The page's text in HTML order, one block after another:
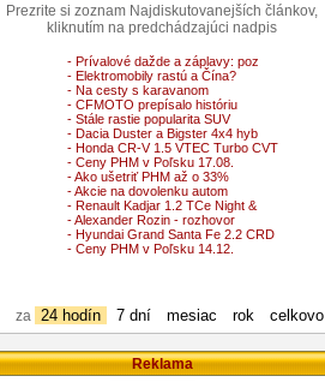
Prezrite si zoznam Najdiskutovanejších článkov,
kliknutím na predchádzajúci nadpis
- Prívalové dažde a záplavy: poz
- Elektromobily rastú a Čína?
- Na cesty s karavanom
- CFMOTO prepísalo históriu
- Stále rastie popularita SUV
- Dacia Duster a Bigster 4x4 hyb
- Honda CR-V 1.5 VTEC Turbo CVT
- Ceny PHM v Poľsku 17.08.
- Ako ušetriť PHM až o 33%
- Akcie na dovolenku autom
- Renault Kadjar 1.2 TCe Night &
- Alexander Rozin - rozhovor
- Hyundai Grand Santa Fe 2.2 CRD
- Ceny PHM v Poľsku 14.12.
za 24 hodín 7 dní mesiac rok celkovo
Reklama